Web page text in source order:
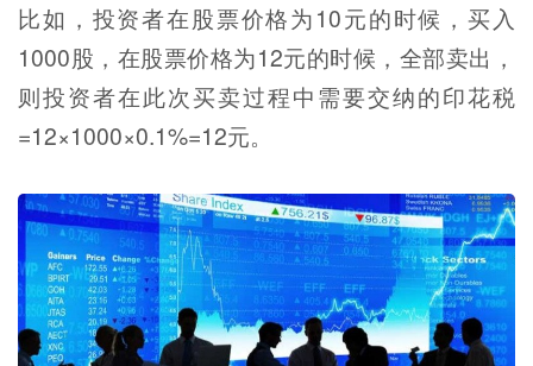
比如，投资者在股票价格为10元的时候，买入
1000股，在股票价格为12元的时候，全部卖出，
则投资者在此次买卖过程中需要交纳的印花税
=12×1000×0.1%=12元。